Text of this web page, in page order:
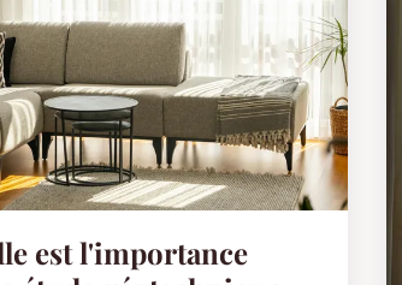
est l'importance